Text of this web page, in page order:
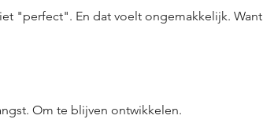
"perfect". En dat voelt ongemakkelijk. Want
Om te blijven ontwikkelen.